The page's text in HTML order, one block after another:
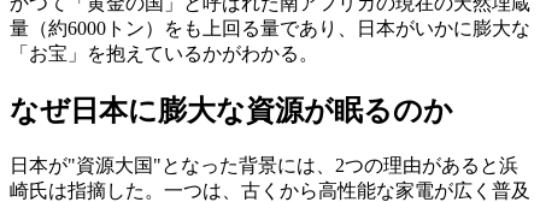
量（約6000トン）をも上回る量であり、日本がいかに膨大な
「お宝」を抱えているかがわかる。
なぜ日本に膨大な資源が眠るのか
日本が"資源大国"となった背景には、2つの理由があると浜
崎氏は指摘した。一つは、古くから高性能な家電が広く普及